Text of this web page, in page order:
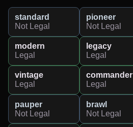
standard
Not Legal
pioneer
Not Legal
modern
Legal
legacy
Legal
vintage
Legal
commander
Legal
pauper
Not Legal
brawl
Not Legal